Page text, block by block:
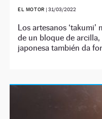
EL MOTOR |31/03/2022
Los artesanos
de un bloque de
japonesa también da